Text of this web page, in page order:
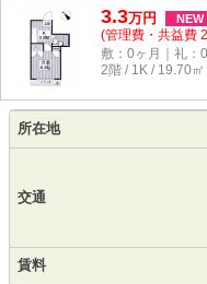
3.3万円 NEW
(管理費・共益費
敷：0ヶ月｜礼：
2階 / 1K / 19.70㎡
所在地
交通
賃料